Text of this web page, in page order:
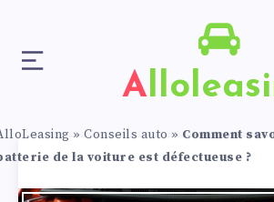
» Conseils auto » Comment
de la voiture est défectueuse ?